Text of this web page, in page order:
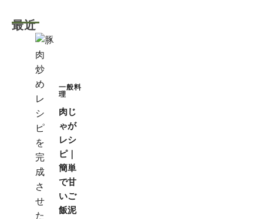
最近
一般料
理
肉じ
ゃが
レシ
ピ｜
簡単
で甘
いご
飯泥